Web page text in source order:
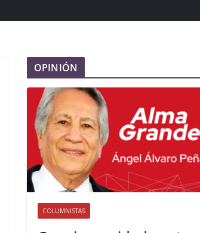
OPINIÓN
COLUMNISTAS